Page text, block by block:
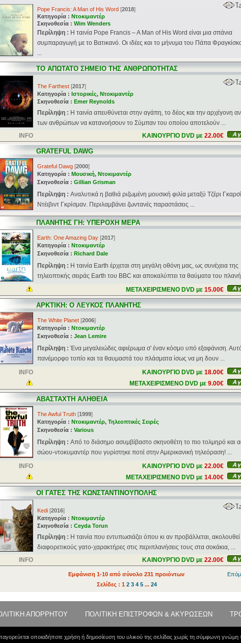
Pope Francis: A Man of His Word [2018]
Κατηγορία : Ντοκιμαντέρ
Σκηνοθεσία : Wim Wenders
Περίληψη : Η ταινία Pope Francis – A Man of His Word είναι μια σπάνια
συμπαραγωγή με το Βατικανό. Οι ιδέες και το μήνυμα του Πάπα
...
ΤΟ ΑΠΩΤΑΤΟ ΣΗΜΕΙΟ ΤΗΣ ΑΝΘΡΩΠΟΤΗΤΑΣ
The Farthest [2017]
Κατηγορία : Ιστορικές, Ντοκιμαντέρ
Σκηνοθεσία : Emer Reynolds
Περίληψη : Η ταινία απευθύνεται στην αγάπη, το δέος και την αρχέγονη
των ανθρώπων να κατανοήσουν το Σύμπαν του οποίου αποτελούν ...
INFO
ΚΑΙΝΟΥΡΓΙΟ DVD με 22.00€
GRATEFUL DAWG
Grateful Dawg [2000]
Κατηγορία : Μουσική, Ντοκιμαντέρ
Σκηνοθεσία : Gillian Grisman
Περίληψη : Αναλυτικά η βαθιά ριζωμένη μουσική φιλία μεταξύ Τζέρι
Ντέιβιντ Γκρίσμαν. Περιλαμβάνει ζωντανές παραστάσεις ...
ΠΛΑΝΗΤΗΣ ΓΗ: ΥΠΕΡΟΧΗ ΜΕΡΑ
Earth: One Amazing Day [2017]
Κατηγορία : Ντοκιμαντέρ
Σκηνοθεσία : Richard Dale
Περίληψη : H ταινία Earth έρχεται στη μεγάλη οθόνη μας, ως συνέχεια της
τηλεοπτικής σειράς Earth του BBC και αποκαλύπτει τα θαύματα του
ΜΕΤΑΧΕΙΡΙΣΜΕΝΟ DVD με 15.00€
ΑΡΚΤΙΚΗ: Ο ΛΕΥΚΟΣ ΠΛΑΝΗΤΗΣ
The White Planet [2006]
Κατηγορία : Ντοκιμαντέρ
Σκηνοθεσία : Jean Lemire
Περίληψη : Ένα μεγαλειώδες αφιέρωμα σ' έναν κόσμο υπό εξαφάνιση.
πανέμορφο τοπίο και τα θαυμαστά του πλάσματα ίσως να μη δουν ...
INFO
ΚΑΙΝΟΥΡΓΙΟ DVD με 18.00€
ΜΕΤΑΧΕΙΡΙΣΜΕΝΟ DVD με 9.00€
ΑΒΑΣΤΑΧΤΗ ΑΛΗΘΕΙΑ
The Awful Truth [1999]
Κατηγορία : Ντοκιμαντέρ, Τηλεοπτικές Σειρές
Σκηνοθεσία : Various
Περίληψη : Από το διάσημο ασυμβίβαστο σκηνοθέτη το πιο τολμηρό και
σώου-ντοκυμαντέρ που γυρίστηκε ποτέ στην Αμερικανική τηλεόραση! ...
INFO
ΚΑΙΝΟΥΡΓΙΟ DVD με 22.00€
ΜΕΤΑΧΕΙΡΙΣΜΕΝΟ DVD με 14.00€
ΟΙ ΓΑΤΕΣ ΤΗΣ ΚΩΝΣΤΑΝΤΙΝΟΥΠΟΛΗΣ
Kedi [2016]
Κατηγορία : Ντοκιμαντέρ
Σκηνοθεσία : Ceyda Torun
Περίληψη : H ταινία που εντυπωσιάζει όπου κι αν προβάλλεται, ακολουθεί
διαφορετικούς γατο-χαρακτήρες στις περιπλανήσεις τους στα σοκάκια, ...
INFO
ΚΑΙΝΟΥΡΓΙΟ DVD με 22.00€
Εμφάνιση 1-10 από σύνολο 231 προιόντων
Σελίδες : 1 2 3 4 5 ... 24
ΑΠΟΡΡΗΤΟΥ ΠΟΛΙΤΙΚΗ ΕΠΙΣΤΡΟΦΩΝ & ΑΚΥΡΩΣΕΩΝ
οποιαδήποτε χρήση ή δημοσίευση του υλικού της σελίδας χωρίς τη σύμφωνη γνώμη